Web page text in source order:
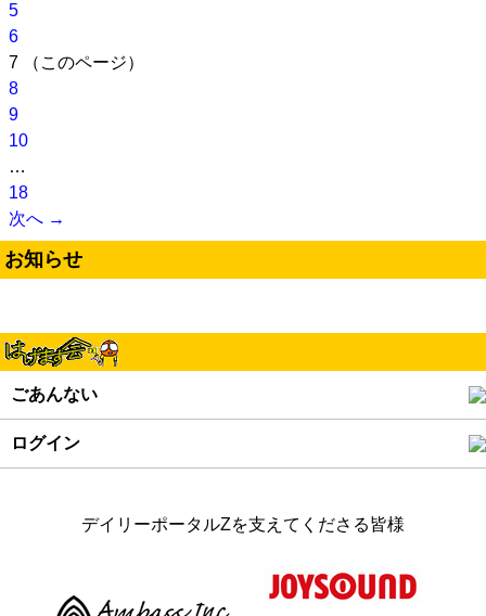
5
6
7
（このページ）
8
9
10
…
18
次へ →
お知らせ
ごあんない
ログイン
デイリーポータルZを支えてくださる皆様